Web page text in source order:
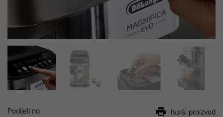
Podijeli na Ispiši proizvod